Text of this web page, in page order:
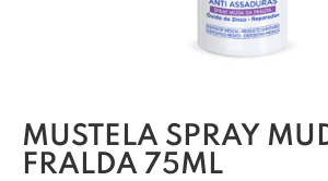
MUSTELA SPRAY
FRALDA 75ML